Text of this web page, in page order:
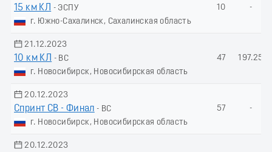
15 км КЛ
- ЭСПУ
г. Южно-Сахалинск, Сахалинская область
10 -
21.12.2023
10 км КЛ
- ВС
г. Новосибирск, Новосибирская область
47 197.25
20.12.2023
Спринт СВ - Финал - ВС
г. Новосибирск, Новосибирская область
57 -
20.12.2023